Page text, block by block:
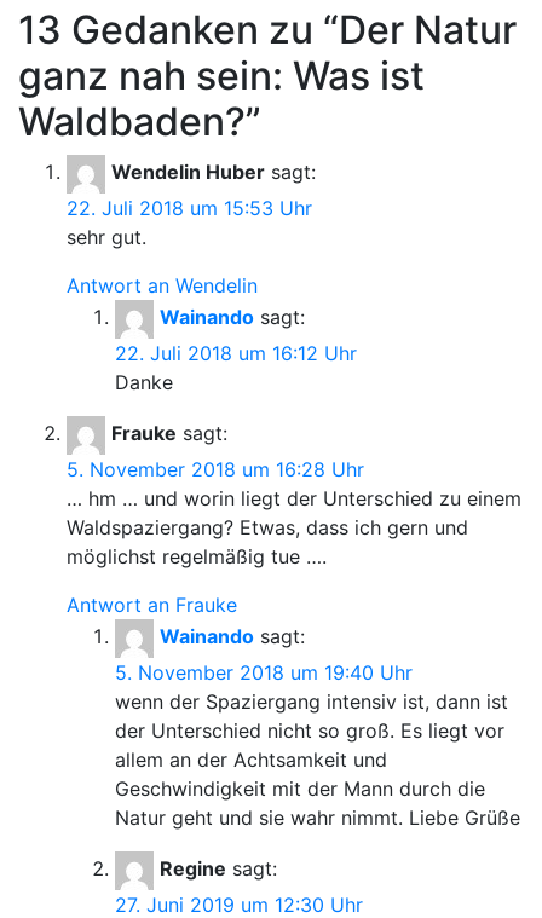
13 Gedanken zu “Der Natur
ganz nah sein: Was ist
Waldbaden?”
Wendelin Huber sagt:
22. Juli 2018 um 15:53 Uhr
sehr gut.
Antwort an Wendelin
Wainando sagt:
22. Juli 2018 um 16:12 Uhr
Danke
Frauke sagt:
5. November 2018 um 16:28 Uhr
… hm … und worin liegt der Unterschied zu einem
Waldspaziergang? Etwas, dass ich gern und
möglichst regelmäßig tue ….
Antwort an Frauke
Wainando sagt:
5. November 2018 um 19:40 Uhr
wenn der Spaziergang intensiv ist, dann ist
der Unterschied nicht so groß. Es liegt vor
allem an der Achtsamkeit und
Geschwindigkeit mit der Mann durch die
Natur geht und sie wahr nimmt. Liebe Grüße
Regine sagt:
27. Juni 2019 um 12:30 Uhr